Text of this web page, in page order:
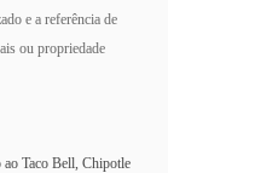
e a referência de
ou propriedade
Taco Bell, Chipotle